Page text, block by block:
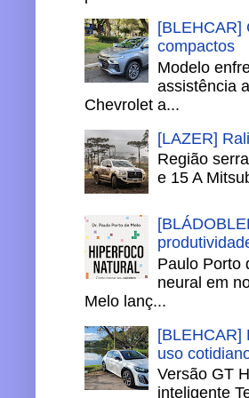
[BLEHCAR]
compactos
Modelo
assistência
Chevrolet a...
[LAZER]
Região
e 15 A
Paulo Porto
neural em
Melo lanç...
[BLEHCAR]
uso
Versão GT
inteligente